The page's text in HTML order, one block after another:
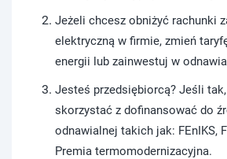
Jeżeli chcesz obniżyć rachunki
elektryczną w firmie, zmień
energii lub zainwestuj w
Jesteś przedsiębiorcą? Jeśli
skorzystać z dofinansować do
odnawialnej takich jak: FEnIKS,
Premia termomodernizacyjna.